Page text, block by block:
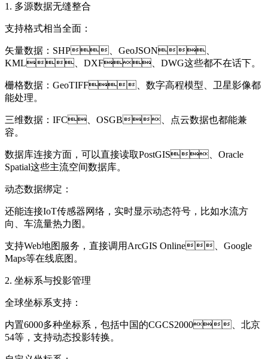
1. 多源数据无缝整合
支持格式相当全面：
矢量数据：SHP、GeoJSON、
KML、DXF、DWG这些都不在话下。
栅格数据：GeoTIFF、数字高程模型、卫星影像都
能处理。
三维数据：IFC、OSGB、点云数据也都能兼
容。
数据库连接方面，可以直接读取PostGIS、Oracle
Spatial这些主流空间数据库。
动态数据绑定：
还能连接IoT传感器网络，实时显示动态符号，比如水流方
向、车流量热力图。
支持Web地图服务，直接调用ArcGIS Online、Google
Maps等在线底图。
2. 坐标系与投影管理
全球坐标系支持：
内置6000多种坐标系，包括中国的CGCS2000、北京
54等，支持动态投影转换。